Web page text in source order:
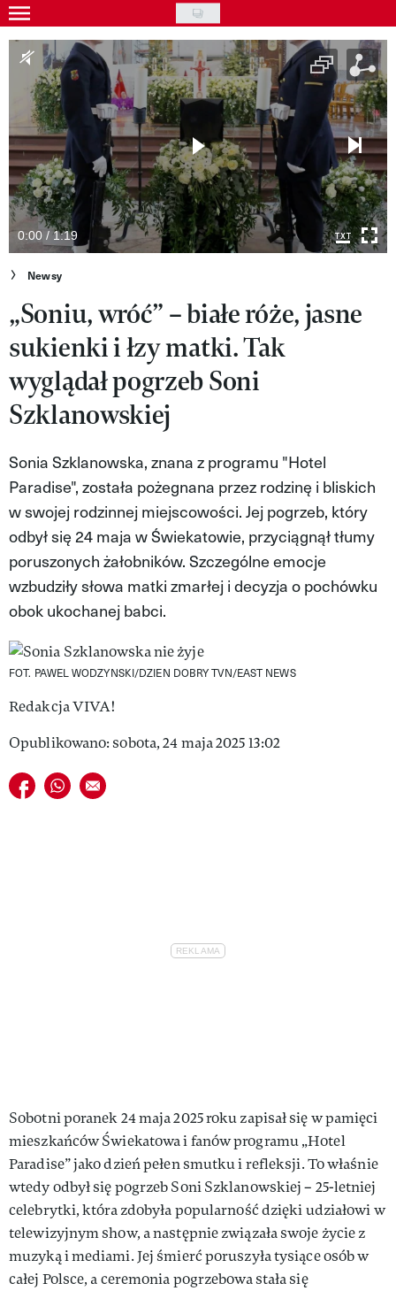
Skip
to
main
content
Gwiazdy
Ludzie
Moda
Uroda
Styl życia
Kultura
Wideo
Nasze akcje
VIVA!ART
VIVA!MODA
VIVA!LIFESTYLE
VIVA!MAN
VIVA!PEOPLE POWER
VIVA!ITAKA
MAGAZYN VIVA!
0:00 / 1:19
Newsy
„Soniu, wróć” – białe róże, jasne
sukienki i łzy matki. Tak
wyglądał pogrzeb Soni
Szklanowskiej
Sonia Szklanowska, znana z programu "Hotel
Paradise", została pożegnana przez rodzinę i bliskich
w swojej rodzinnej miejscowości. Jej pogrzeb, który
odbył się 24 maja w Świekatowie, przyciągnął tłumy
poruszonych żałobników. Szczególne emocje
wzbudziły słowa matki zmarłej i decyzja o pochówku
obok ukochanej babci.
FOT. PAWEL WODZYNSKI/DZIEN DOBRY TVN/EAST NEWS
Redakcja VIVA!
Opublikowano: sobota, 24 maja 2025 13:02
Udostępnij na facebook
Udostępnij na whatsapp
E-mail do przyjaciela
Sobotni poranek 24 maja 2025 roku zapisał się w pamięci
mieszkańców Świekatowa i fanów programu „Hotel
Paradise” jako dzień pełen smutku i refleksji. To właśnie
wtedy odbył się pogrzeb Soni Szklanowskiej – 25-letniej
celebrytki, która zdobyła popularność dzięki udziałowi w
telewizyjnym show, a następnie związała swoje życie z
muzyką i mediami. Jej śmierć poruszyła tysiące osób w
całej Polsce, a ceremonia pogrzebowa stała się